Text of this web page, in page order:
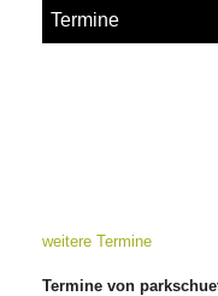
Termine
weitere Termine
Termine von